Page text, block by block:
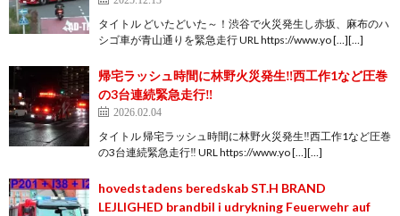
タイトル どいたどいた～！渋谷で火災発生し赤坂、麻布のハ
シゴ車が青山通りを緊急走行 URL https://www.yo […][…]
帰宅ラッシュ時間に林野火災発生‼️西工作1など圧巻
の3台連続緊急走行‼️
2026.02.04
タイトル 帰宅ラッシュ時間に林野火災発生‼️西工作1など圧巻
の3台連続緊急走行‼️ URL https://www.yo […][…]
hovedstadens beredskab ST.H BRAND
LEJLIGHED brandbil i udrykning Feuerwehr auf